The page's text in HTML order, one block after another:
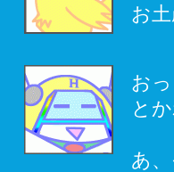
お
お
と
あ